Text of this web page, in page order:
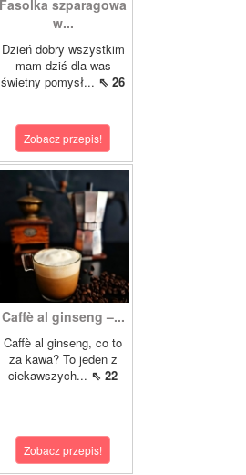
Fasolka szparagowa
w...
Dzień dobry wszystkim
mam dziś dla was
świetny pomysł... ⇖ 26
Zobacz przepis!
Caffè al ginseng –...
Caffè al ginseng, co to
za kawa? To jeden z
ciekawszych... ⇖ 22
Zobacz przepis!